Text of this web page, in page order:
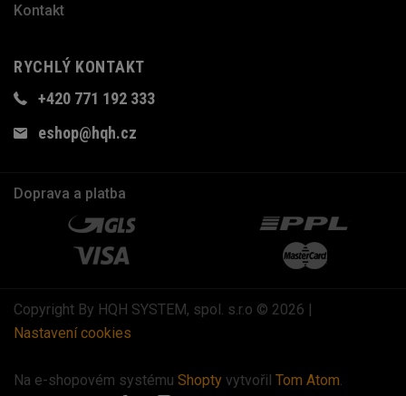
Kontakt
RYCHLÝ KONTAKT
+420 771 192 333
eshop@hqh.cz
Doprava a platba
Copyright By HQH SYSTEM, spol. s.r.o © 2026 |
Nastavení cookies
Na e-shopovém systému Shopty vytvořil Tom Atom.